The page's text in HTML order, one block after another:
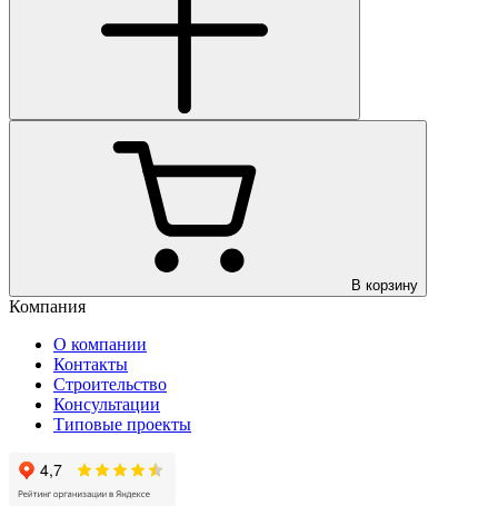
В корзину
Компания
О компании
Контакты
Строительство
Консультации
Типовые проекты